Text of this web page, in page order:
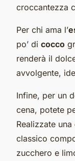
croccantezza
Per chi ama l’
po’ di cocco
renderà il
avvolgente,
Infine, per un
cena, potete
Realizzate una
classico
zucchero e